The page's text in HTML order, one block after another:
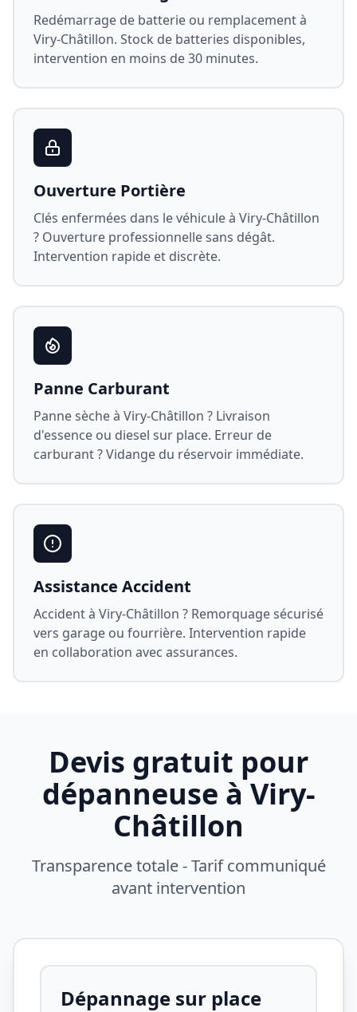
Redémarrage de batterie ou remplacement à
Viry-Châtillon. Stock de batteries disponibles,
intervention en moins de 30 minutes.
Ouverture Portière
Clés enfermées dans le véhicule à Viry-Châtillon
? Ouverture professionnelle sans dégât.
Intervention rapide et discrète.
Panne Carburant
Panne sèche à Viry-Châtillon ? Livraison
d'essence ou diesel sur place. Erreur de
carburant ? Vidange du réservoir immédiate.
Assistance Accident
Accident à Viry-Châtillon ? Remorquage sécurisé
vers garage ou fourrière. Intervention rapide
en collaboration avec assurances.
Devis gratuit pour
dépanneuse à Viry-
Châtillon
Transparence totale - Tarif communiqué
avant intervention
Dépannage sur place